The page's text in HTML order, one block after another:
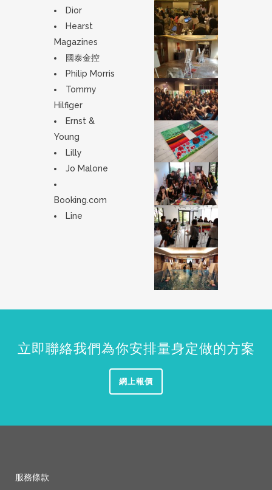
Dior
Hearst
Magazines
國泰金控
Philip Morris
Tommy
Hilfiger
Ernst &
Young
Lilly
Jo Malone
Booking.com
Line
立即聯絡我們為你安排量身定做的方案
網上報價
服務條款